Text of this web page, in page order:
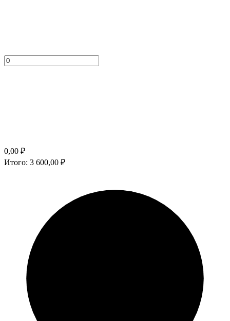
0,00 ₽
Итого: 3 600,00 ₽